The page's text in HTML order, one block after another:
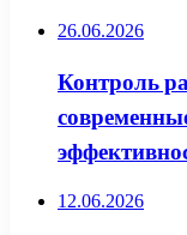
26.06.2026
Контроль
12.06.2026